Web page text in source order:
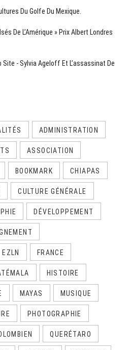
Du Golfe Du Mexique.
De L’Amérique » Prix Albert Londres
Site - Sylvia Ageloff Et L’assassinat De
ADMINISTRATION
ASSOCIATION
BOOKMARK CHIAPAS
CULTURE GÉNÉRALE
DÉVELOPPEMENT
EZLN FRANCE
HISTOIRE
MAYAS MUSIQUE
PHOTOGRAPHIE
QUERÉTARO